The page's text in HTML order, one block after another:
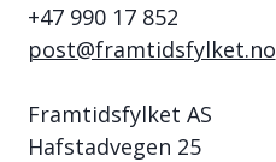
+47 990 17 852
post@framtidsfylket.no
Framtidsfylket AS
Hafstadvegen 25